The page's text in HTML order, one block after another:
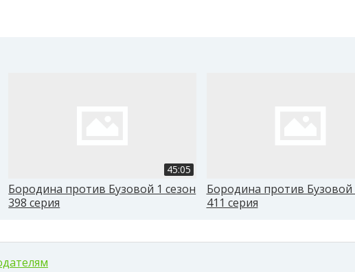
45:05
Бородина против Бузовой 1 сезон
398 серия
Бородина против Бузовой
411 серия